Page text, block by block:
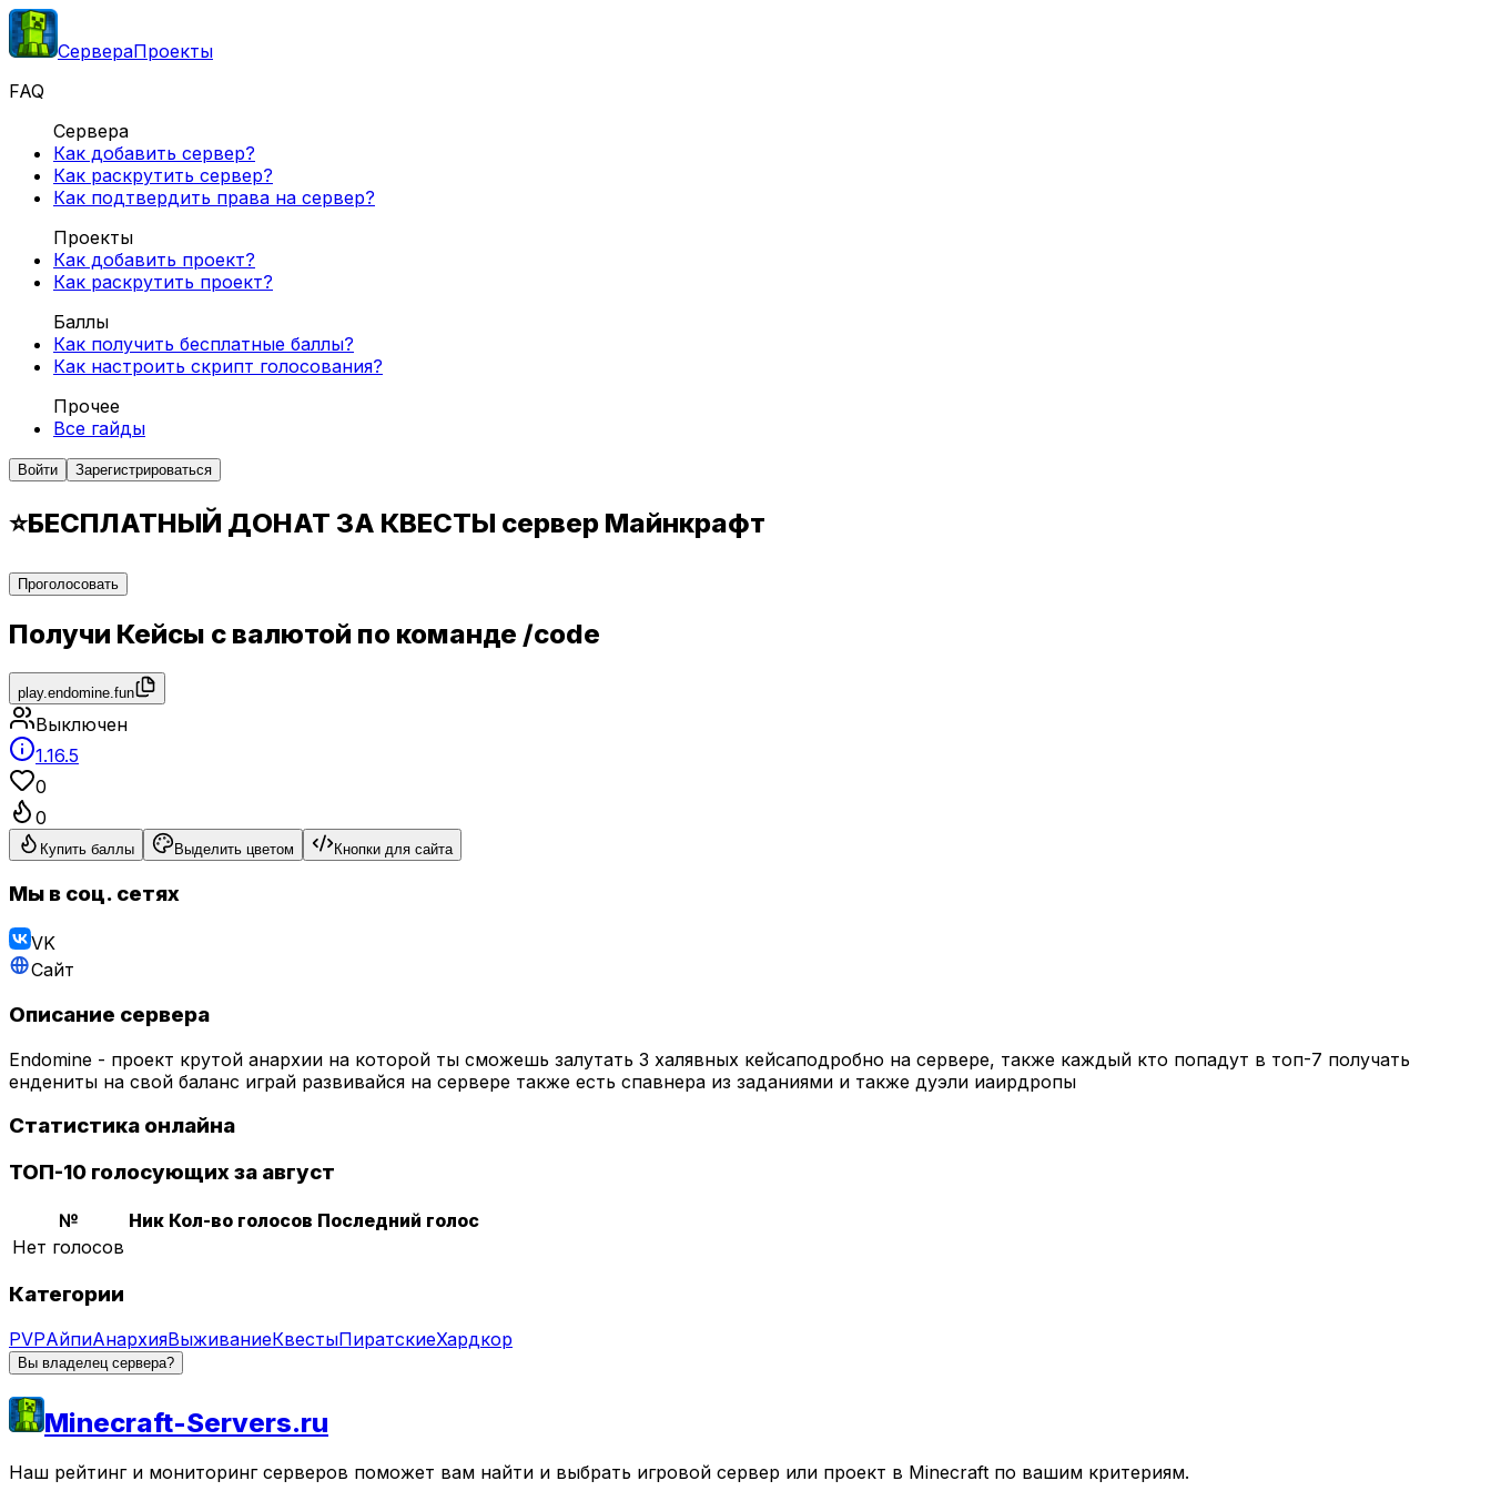
СервераПроекты
FAQ
Сервера
Как добавить сервер?
Как раскрутить сервер?
Как подтвердить права на сервер?
Проекты
Как добавить проект?
Как раскрутить проект?
Баллы
Как получить бесплатные баллы?
Как настроить скрипт голосования?
Прочее
Все гайды
Войти Зарегистрироваться
⭐БЕСПЛАТНЫЙ ДОНАТ ЗА КВЕСТЫ сервер Майнкрафт
Проголосовать
Получи Кейсы с валютой по команде /code
play.endomine.fun
Выключен
1.16.5
0
0
Купить баллы Выделить цветом Кнопки для сайта
Мы в соц. сетях
VK
Сайт
Описание сервера
Endomine - проект крутой анархии на которой ты сможешь залутать 3 халявных кейсаподробно на сервере, также каждый кто попадут в топ-7 получать
ендениты на свой баланс играй развивайся на сервере также есть спавнера из заданиями и также дуэли иаирдропы
Статистика онлайна
ТОП-10 голосующих за август
№ Ник Кол-во голосов Последний голос
Нет голосов
Категории
PVPАйпиАнархияВыживаниеКвестыПиратскиеХардкор
Вы владелец сервера?
Minecraft-Servers.ru
Наш рейтинг и мониторинг серверов поможет вам найти и выбрать игровой сервер или проект в Minecraft по вашим критериям.